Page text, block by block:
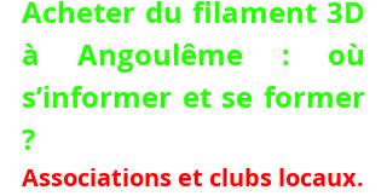
Acheter du filament 3D
à Angoulême : où
s’informer et se former
?
Associations et clubs locaux.